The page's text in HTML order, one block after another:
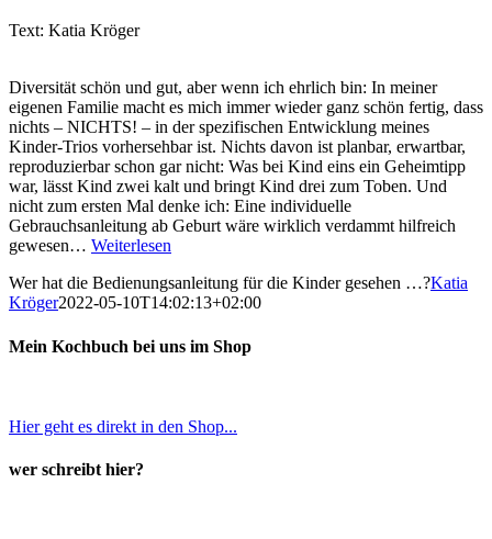
Text: Katia Kröger
Diversität schön und gut, aber wenn ich ehrlich bin: In meiner
eigenen Familie macht es mich immer wieder ganz schön fertig, dass
nichts – NICHTS! – in der spezifischen Entwicklung meines
Kinder-Trios vorhersehbar ist. Nichts davon ist planbar, erwartbar,
reproduzierbar schon gar nicht: Was bei Kind eins ein Geheimtipp
war, lässt Kind zwei kalt und bringt Kind drei zum Toben. Und
nicht zum ersten Mal denke ich: Eine individuelle
Gebrauchsanleitung ab Geburt wäre wirklich verdammt hilfreich
gewesen… Weiterlesen
Wer hat die Bedienungsanleitung für die Kinder gesehen …?Katia
Kröger2022-05-10T14:02:13+02:00
Mein Kochbuch bei uns im Shop
Hier geht es direkt in den Shop...
wer schreibt hier?